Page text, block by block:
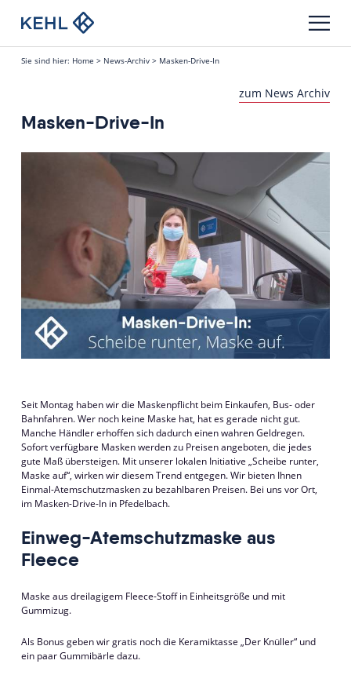
Sie sind hier: Home > News-Archiv > Masken-Drive-In
zum News Archiv
Masken-Drive-In
Seit Montag haben wir die Maskenpflicht beim Einkaufen, Bus- oder
Bahnfahren. Wer noch keine Maske hat, hat es gerade nicht gut.
Manche Händler erhoffen sich dadurch einen wahren Geldregen.
Sofort verfügbare Masken werden zu Preisen angeboten, die jedes
gute Maß übersteigen. Mit unserer lokalen Initiative „Scheibe runter,
Maske auf“, wirken wir diesem Trend entgegen. Wir bieten Ihnen
Einmal-Atemschutzmasken zu bezahlbaren Preisen. Bei uns vor Ort,
im Masken-Drive-In in Pfedelbach.
Einweg-Atemschutzmaske aus
Fleece
Maske aus dreilagigem Fleece-Stoff in Einheitsgröße und mit
Gummizug.
Als Bonus geben wir gratis noch die Keramiktasse „Der Knüller“ und
ein paar Gummibärle dazu.